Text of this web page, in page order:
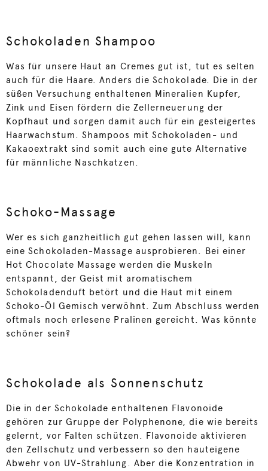
Schokoladen Shampoo
Was für unsere Haut an Cremes gut ist, tut es selten
auch für die Haare. Anders die Schokolade. Die in der
süßen Versuchung enthaltenen Mineralien Kupfer,
Zink und Eisen fördern die Zellerneuerung der
Kopfhaut und sorgen damit auch für ein gesteigertes
Haarwachstum. Shampoos mit Schokoladen- und
Kakaoextrakt sind somit auch eine gute Alternative
für männliche Naschkatzen.
Schoko-Massage
Wer es sich ganzheitlich gut gehen lassen will, kann
eine Schokoladen-Massage ausprobieren. Bei einer
Hot Chocolate Massage werden die Muskeln
entspannt, der Geist mit aromatischem
Schokoladenduft betört und die Haut mit einem
Schoko-Öl Gemisch verwöhnt. Zum Abschluss werden
oftmals noch erlesene Pralinen gereicht. Was könnte
schöner sein?
Schokolade als Sonnenschutz
Die in der Schokolade enthaltenen Flavonoide
gehören zur Gruppe der Polyphenone, die wie bereits
gelernt, vor Falten schützen. Flavonoide aktivieren
den Zellschutz und verbessern so den hauteigene
Abwehr von UV-Strahlung. Aber die Konzentration in